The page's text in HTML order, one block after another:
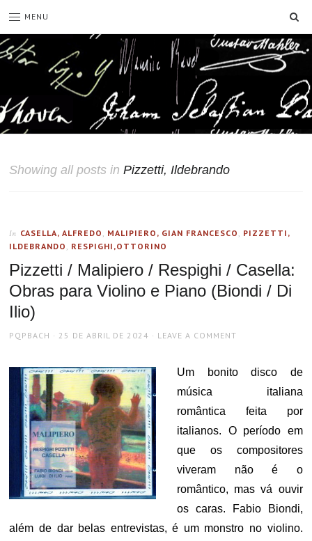
MENU
Showing all posts inPizzetti, Ildebrando
In CASELLA, ALFREDO , MALIPIERO, GIAN FRANCESCO , PIZZETTI,
ILDEBRANDO , RESPIGHI,OTTORINO
Pizzetti / Malipiero / Respighi / Casella:
Obras para Violino e Piano (Biondi / Di
Ilio)
AUTHOR
PQPBACH
POSTED
25 DE ABRIL DE 2024 LEAVE A COMMENT
Um bonito disco de
música italiana
romântica feita por
italianos. O período em
que os compositores
viveram não é o
romântico, mas vá ouvir
os caras. Fabio Biondi,
além de dar belas entrevistas, é um monstro no violino.